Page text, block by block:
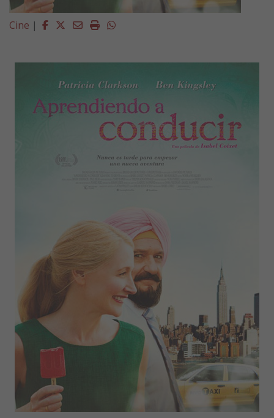
Cine | Facebook
Twitter
EmailImprimirWhatsapp